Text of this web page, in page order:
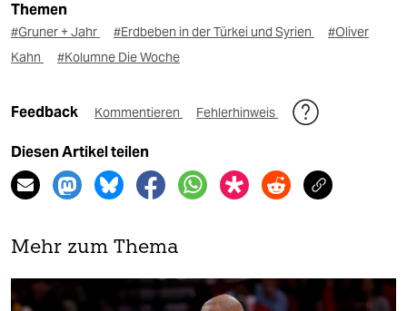
Themen
#Gruner + Jahr #Erdbeben in der Türkei und Syrien
#Oliver
Kahn
#Kolumne Die Woche
Feedback Kommentieren Fehlerhinweis
Diesen Artikel teilen
Mehr zum Thema